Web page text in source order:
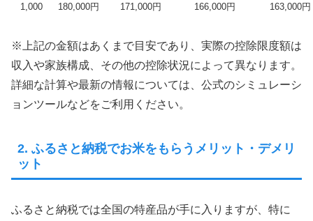
1,000
180,000円 171,000円 166,000円 163,000円
※上記の金額はあくまで目安であり、実際の控除限度額は
収入や家族構成、その他の控除状況によって異なります。
詳細な計算や最新の情報については、公式のシミュレーシ
ョンツールなどをご利用ください。
2. ふるさと納税でお米をもらうメリット・デメリ
ット
ふるさと納税では全国の特産品が手に入りますが、特に